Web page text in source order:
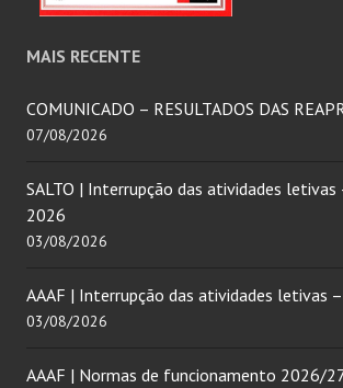
MAIS RECENTE
COMUNICADO – RESULTADOS DAS
07/08/2026
SALTO | Interrupção das atividades
2026
03/08/2026
AAAF | Interrupção das atividades letivas
03/08/2026
AAAF | Normas de funcionamento 2026/